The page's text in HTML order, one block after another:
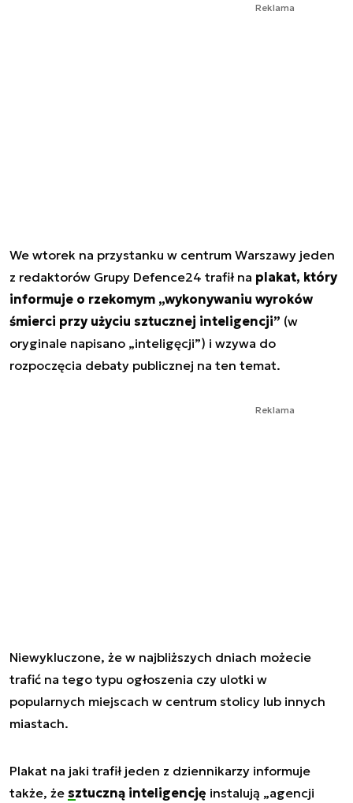
Reklama
We wtorek na przystanku w centrum Warszawy jeden
z redaktorów Grupy Defence24 trafił na plakat, który
informuje o rzekomym „wykonywaniu wyroków
śmierci przy użyciu sztucznej inteligencji” (w
oryginale napisano „inteligęcji”) i wzywa do
rozpoczęcia debaty publicznej na ten temat.
Reklama
Niewykluczone, że w najbliższych dniach możecie
trafić na tego typu ogłoszenia czy ulotki w
popularnych miejscach w centrum stolicy lub innych
miastach.
Plakat na jaki trafił jeden z dziennikarzy informuje
także, że sztuczną inteligencję instalują „agencji